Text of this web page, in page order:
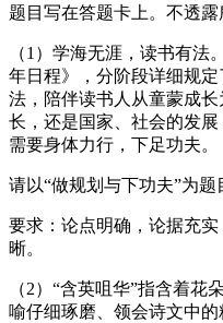
题目写在答题卡上。不透露
（1）学海无涯，读书有法
年日程》，分阶段详细规
法，陪伴读书人从童蒙成
长，还是国家、社会的发
需要身体力行，下足功夫。
请以“做规划与下功夫”为题
要求：论点明确，论据充
晰。
（2）“含英咀华”指含着花
喻仔细琢磨、领会诗文中